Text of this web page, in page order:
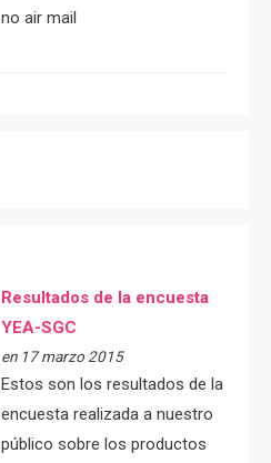
no air mail
Resultados de la encuesta
YEA-SGC
en 17 marzo 2015
Estos son los resultados de la
encuesta realizada a nuestro
público sobre los productos